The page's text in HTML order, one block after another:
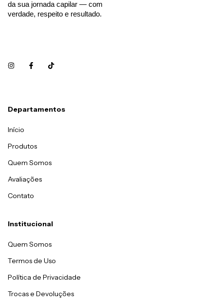
da sua jornada capilar — com
verdade, respeito e resultado.
Departamentos
Início
Produtos
Quem Somos
Avaliações
Contato
Institucional
Quem Somos
Termos de Uso
Política de Privacidade
Trocas e Devoluções